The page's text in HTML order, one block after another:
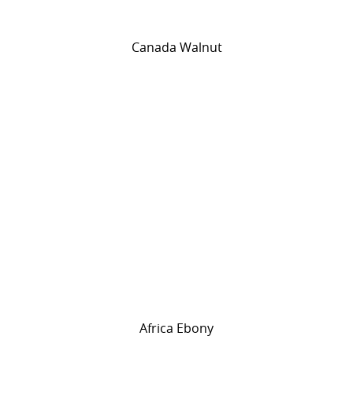
Africa Ebony
Canada Walnut